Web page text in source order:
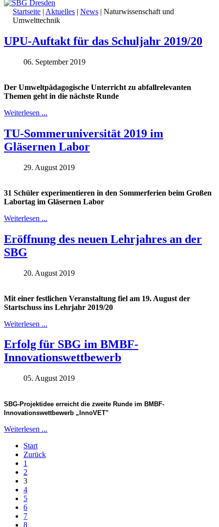
Startseite | Aktuelles | News | Naturwissenschaft und
Umwelttechnik
UPU-Auftakt für das Schuljahr 2019/20
06. September 2019
Der Umweltpädagogische Unterricht zu abfallrelevanten
Themen geht in die nächste Runde
Weiterlesen ...
TU-Sommeruniversität 2019 im
Gläsernen Labor
29. August 2019
31 Schüler experimentieren in den Sommerferien beim Großen
Labortag im Gläsernen Labor
Weiterlesen ...
Eröffnung des neuen Lehrjahres an der
SBG
20. August 2019
Mit einer festlichen Veranstaltung fiel am 19. August der
Startschuss ins Lehrjahr 2019/20
Weiterlesen ...
Erfolg für SBG im BMBF-
Innovationswettbewerb
05. August 2019
SBG-Projektidee erreicht die zweite Runde im BMBF-
Innovationswettbewerb „InnoVET"
Weiterlesen ...
Start
Zurück
1
2
3
4
5
6
7
8